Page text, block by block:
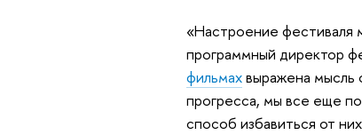
«Настроение фестиваля
программный директор
фильмахвыражена мысль
прогресса, мы все еще
способ избавиться от